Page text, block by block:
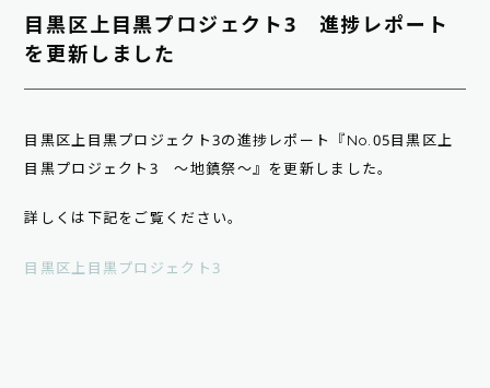
目黒区上目黒プロジェクト3 進捗レポート
を更新しました
目黒区上目黒プロジェクト3の進捗レポート『No.05目黒区上
目黒プロジェクト3 ～地鎮祭～』を更新しました。
詳しくは下記をご覧ください。
目黒区上目黒プロジェクト3